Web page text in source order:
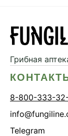
Грибная
8-800-333-32-
Telegram